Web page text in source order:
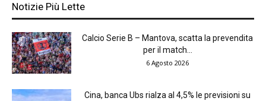
Notizie Più Lette
Calcio Serie B – Mantova, scatta la prevendita
per il match...
6 Agosto 2026
Cina, banca Ubs rialza al 4,5% le previsioni su